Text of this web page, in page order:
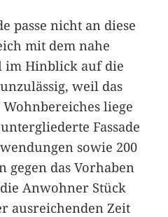
passe nicht an diese
mit dem nahe
im Hinblick auf die
weil das
liege
Fassade
sowie 200
das Vorhaben
Anwohner Stück
ausreichenden Zeit